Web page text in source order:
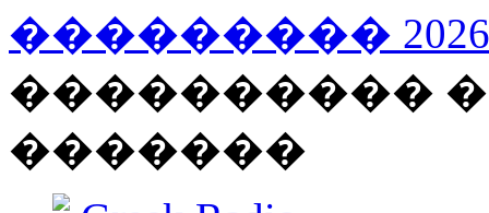
��������� 2026
����������
�������